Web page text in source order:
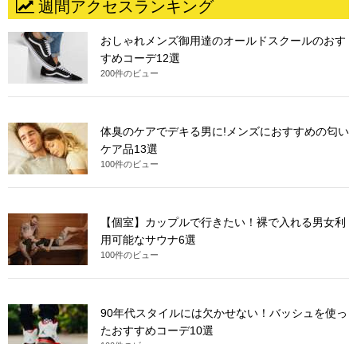
週間アクセスランキング
おしゃれメンズ御用達のオールドスクールのおす
すめコーデ12選
200件のビュー
体臭のケアでデキる男に!メンズにおすすめの匂い
ケア品13選
100件のビュー
【個室】カップルで行きたい！裸で入れる男女利
用可能なサウナ6選
100件のビュー
90年代スタイルには欠かせない！バッシュを使っ
たおすすめコーデ10選